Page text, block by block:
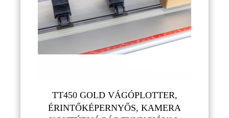
TT450 GOLD VÁGÓPLOTTER,
ÉRINTŐKÉPERNYŐS, KAMERA